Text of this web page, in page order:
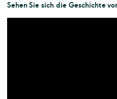
Sehen Sie sich die Geschichte